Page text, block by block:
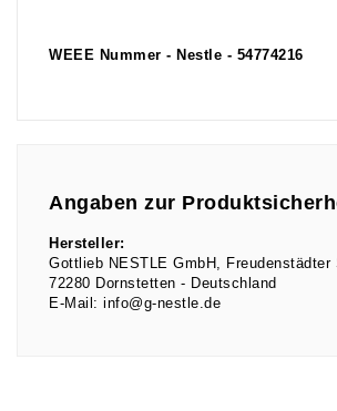
WEEE Nummer - Nestle - 54774216
Angaben zur
Hersteller:
Gottlieb NESTLE GmbH
Freudenstädter
72280 Dornstetten
Deutschland
E-Mail: info@g-nestle.de